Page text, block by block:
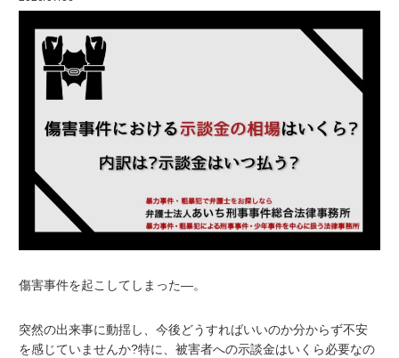
傷害事件を起こしてしまった—。
突然の出来事に動揺し、今後どうすればいいのか分からず不安
を感じていませんか?特に、被害者への示談金はいくら必要なの